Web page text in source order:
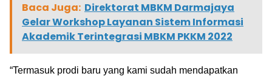
Baca Juga: Direktorat MBKM Darmajaya
Gelar Workshop Layanan Sistem Informasi
Akademik Terintegrasi MBKM PKKM 2022
“Termasuk prodi baru yang kami sudah mendapatkan